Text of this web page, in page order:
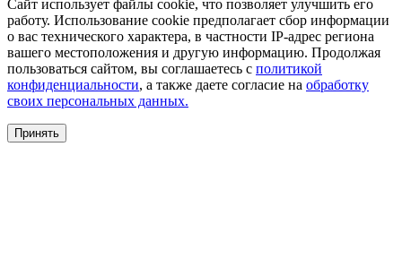
Сайт использует файлы cookie, что позволяет улучшить его
работу. Использование cookie предполагает сбор информации
о вас технического характера, в частности IP-адрес региона
вашего местоположения и другую информацию. Продолжая
пользоваться сайтом, вы соглашаетесь с политикой
конфиденциальности, а также даете согласие на обработку
своих персональных данных.
Принять